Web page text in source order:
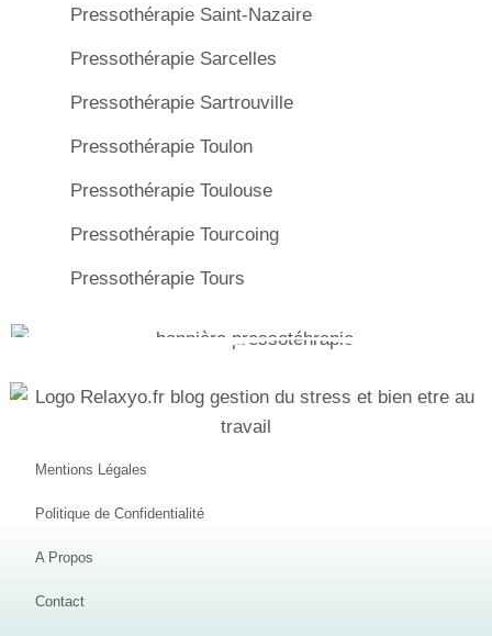
Pressothérapie Saint-Nazaire
Pressothérapie Sarcelles
Pressothérapie Sartrouville
Pressothérapie Toulon
Pressothérapie Toulouse
Pressothérapie Tourcoing
Pressothérapie Tours
Mentions Légales
Politique de Confidentialité
A Propos
Contact